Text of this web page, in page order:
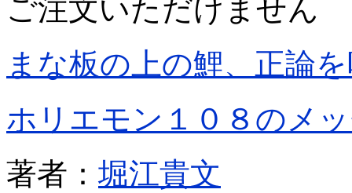
ご注文いただけません
まな板の上の鯉、正論
ホリエモン１０８のメ
著者： 堀江貴文